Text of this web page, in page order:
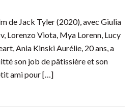
de Jack Tyler (2020), avec Giulia
Lorenzo Viota, Mya Lorenn, Lucy
Ania Kinski Aurélie, 20 ans, a
son job de pâtissière et son
ami pour […]